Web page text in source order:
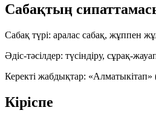
Сабақтың
Сабақ түрі: аралас сабақ, жұппен
Әдіс-тәсілдер: түсіндіру, сұрақ-
Керекті жабдықтар: «Алматыкітап»
Кіріспе